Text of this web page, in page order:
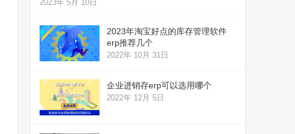
2023年 5月 10日
2023年淘宝好点的库存管理软件
erp推荐几个
2022年 10月 31日
企业进销存erp可以选用哪个
2022年 12月 5日